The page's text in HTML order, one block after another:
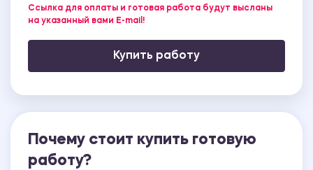
Ссылка для оплаты и готовая работа будут высланы
на указанный вами E-mail!
Купить работу
Почему стоит купить готовую
работу?